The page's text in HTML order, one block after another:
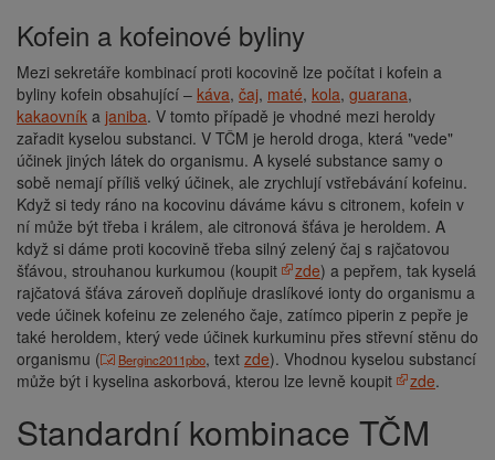
Kofein a kofeinové byliny
Mezi sekretáře kombinací proti kocovině lze počítat i kofein a
byliny kofein obsahující – káva, čaj, maté, kola, guarana,
kakaovník a janiba. V tomto případě je vhodné mezi heroldy
zařadit kyselou substanci. V TČM je herold droga, která "vede"
účinek jiných látek do organismu. A kyselé substance samy o
sobě nemají příliš velký účinek, ale zrychlují vstřebávání kofeinu.
Když si tedy ráno na kocovinu dáváme kávu s citronem, kofein v
ní může být třeba i králem, ale citronová šťáva je heroldem. A
když si dáme proti kocovině třeba silný zelený čaj s rajčatovou
šťávou, strouhanou kurkumou (koupit
zde) a pepřem, tak kyselá
rajčatová šťáva zároveň doplňuje draslíkové ionty do organismu a
vede účinek kofeinu ze zeleného čaje, zatímco piperin z pepře je
také heroldem, který vede účinek kurkuminu přes střevní stěnu do
organismu (
Berginc2011pbo, text zde). Vhodnou kyselou substancí
může být i kyselina askorbová, kterou lze levně koupit
zde.
Standardní kombinace TČM